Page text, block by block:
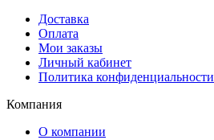
Доставка
Оплата
Мои заказы
Личный кабинет
Политика конфиденциальности
Компания
О компании